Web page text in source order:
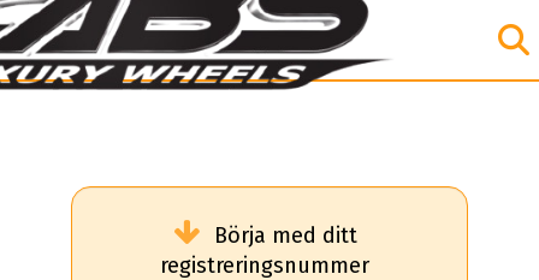
Börja med ditt
registreringsnummer